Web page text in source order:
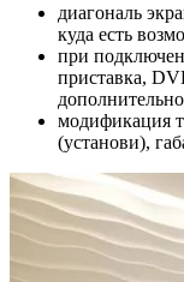
диагональ
куда есть
при
приставка,
модификация
(установи),